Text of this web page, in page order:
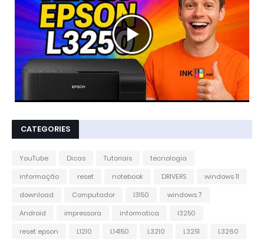
CATEGORIES
YouTube Dicas Tutoriais
tecnologia
informação
reset notebook DRIVERS
windows 11
download
Computador l3150
windows 7
Android
impressora informatica
l3250
reset epson
L1210 L14150 L3210 L3251
L3260